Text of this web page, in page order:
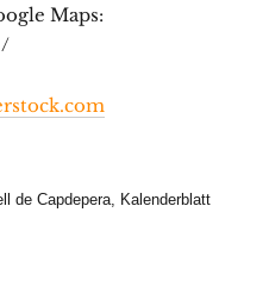
Maps:
/
de Capdepera Kalenderblatt